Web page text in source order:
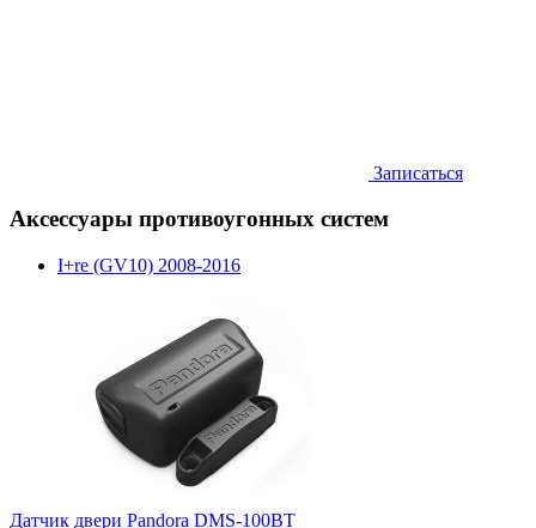
Записаться
Аксессуары противоугонных систем
I+re (GV10) 2008-2016
Датчик двери Pandora DMS-100BT